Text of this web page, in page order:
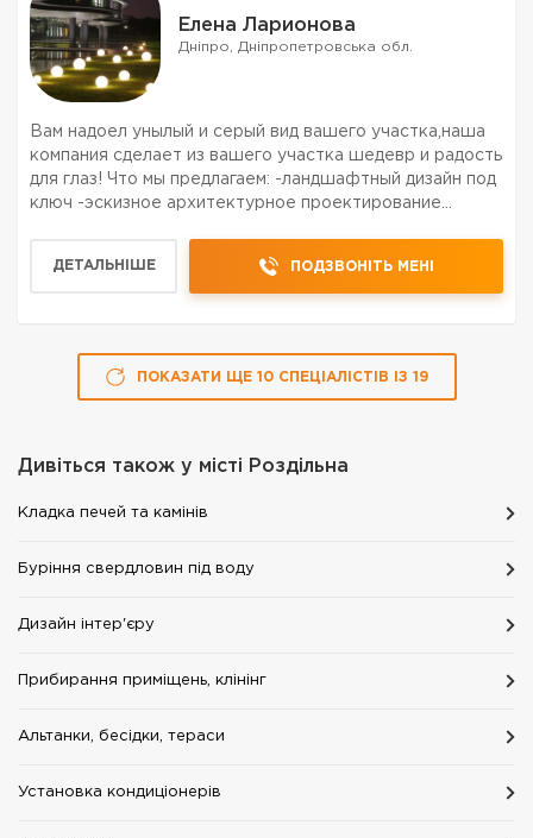
Елена Ларионова
Дніпро, Дніпропетровська обл.
Вам надоел унылый и серый вид вашего участка,наша
компания сделает из вашего участка шедевр и радость
для глаз! Что мы предлагаем: -ландшафтный дизайн под
ключ -эскизное архитектурное проектирование
будет н...
ДЕТАЛЬНІШЕ ПОДЗВОНІТЬ МЕНІ
ПОКАЗАТИ ЩЕ 10 СПЕЦІАЛІСТІВ ІЗ 19
Дивіться також у місті Роздільна
Кладка печей та камінів
Буріння свердловин під воду
Дизайн інтер'єру
Прибирання приміщень, клінінг
Альтанки, бесідки, тераси
Установка кондиціонерів